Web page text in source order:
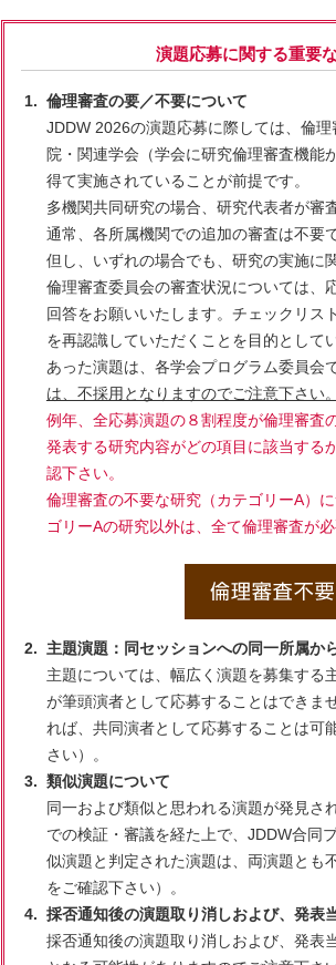
演題応募に関する重要
倫理審査の要／不要について
JDDW 2026の演題応募に際しては、倫
院・関連学会（学会に研究倫理審査機能
得て実施されていることが前提です。
多機関共同研究の場合、研究代表者が審
通常、各所属機関での追加の審査は不要で
但し、いずれの場合でも、研究の実施に
倫理審査委員会の審査状況については、
回答をお願いいたします。チェックリス
を再認識していただくことを目的として
あった演題は、各学会プログラム委員会
は、不採用となりますのでご注意下さい。
例年、全応募演題の８割程度が倫理審査
発表する研究内容がどの項目に該当する
認下さい。
倫理審査の不要な研究（カテゴリーA）
ゴリーAの研究以外は、全て倫理審査が必
主題演題：同セッションへの同一所属か
主題については、幅広く演題を募集する
が筆頭演者として応募することはできま
れば、共同演者として応募することは可
さい）。
類似演題について
同一および類似と思われる演題が発見さ
での検証・審議を経た上で、JDDW合同
似演題と判定された演題は、両演題とも
をご確認下さい）。
採否通知後の演題取り消しおよび、発表
採否通知後の演題取り消しおよび、発表